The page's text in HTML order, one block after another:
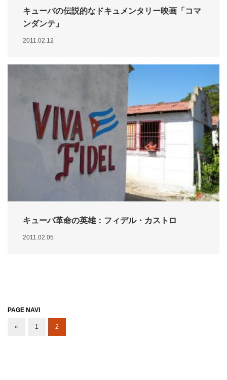
キューバの伝説的なドキュメンタリー映画「コマ
ンダンテ」
2011.02.12
キューバ革命の英雄：フィデル・カストロ
2011.02.05
PAGE NAVI
« 1 2